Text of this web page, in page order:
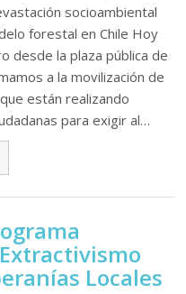
socioambiental
forestal en Chile Hoy
desde la plaza pública de
a la movilización de
están realizando
para exigir al…
Locales